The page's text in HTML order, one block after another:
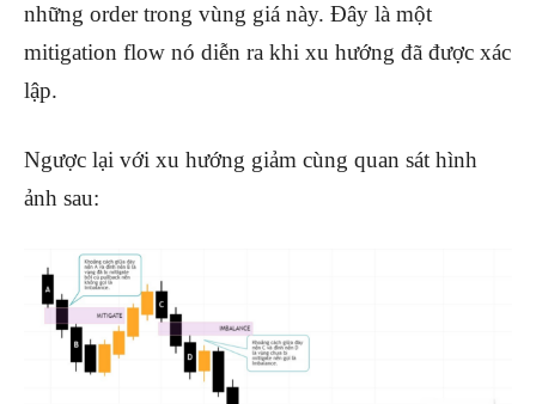
những order trong vùng giá này. Đây là một
mitigation flow nó diễn ra khi xu hướng đã được xác
lập.
Ngược lại với xu hướng giảm cùng quan sát hình
ảnh sau: